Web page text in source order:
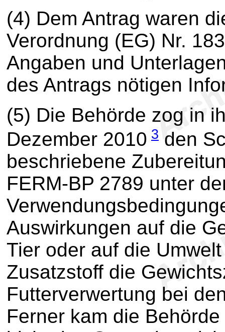
(4) Dem Antrag waren
Verordnung (EG) Nr.
Angaben und
des Antrags nötigen
(5) Die Behörde zog in
Dezember 2010 3 den
beschriebene
FERM-BP 2789 unter
Auswirkungen auf die
Tier oder auf die
Zusatzstoff die
Futterverwertung bei
Ferner kam die